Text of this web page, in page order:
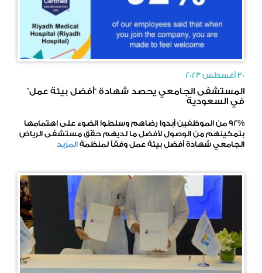
30 أغسطس 2023
المستشفى الجامعي يحصد شهادة “أفضل بيئة عمل”
في السعودية
92% من الموظفين أبدوا رضاهم وسلطوا الضوء على اهتمامها
بتمكينهم من الوصول لأفضل ما لديهم حقّق مستشفى الرياض
الجامعي شهادة أفضل بيئة عمل وفقاً لمنظمة المزيد